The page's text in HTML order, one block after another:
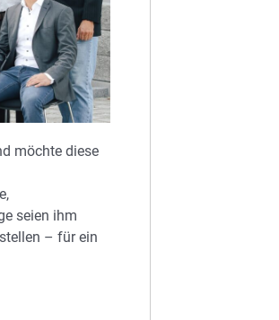
möchte diese
seien ihm
– für ein